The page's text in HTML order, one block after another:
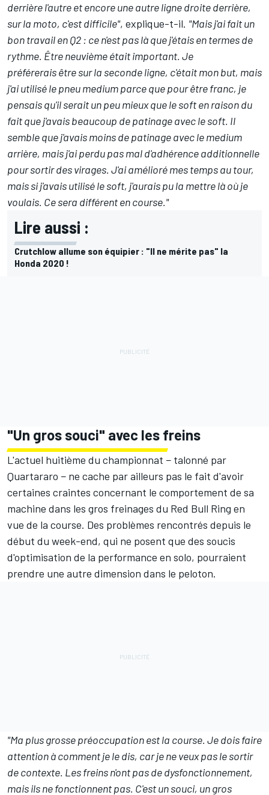
derrière l'autre et encore une autre ligne droite derrière,
sur la moto, c'est difficile", explique-t-il. "Mais j'ai fait un
bon travail en Q2 : ce n'est pas là que j'étais en termes de
rythme. Être neuvième était important. Je
préférerais être sur la seconde ligne, c'était mon but, mais
j'ai utilisé le pneu medium parce que pour être franc, je
pensais qu'il serait un peu mieux que le soft en raison du
fait que j'avais beaucoup de patinage avec le soft. Il
semble que j'avais moins de patinage avec le medium
arrière, mais j'ai perdu pas mal d'adhérence additionnelle
pour sortir des virages. J'ai amélioré mes temps au tour,
mais si j'avais utilisé le soft, j'aurais pu la mettre là où je
voulais. Ce sera différent en course."
Lire aussi :
Crutchlow allume son équipier : "Il ne mérite pas" la
Honda 2020 !
"Un gros souci" avec les freins
L'actuel huitième du championnat − talonné par
Quartararo − ne cache par ailleurs pas le fait d'avoir
certaines craintes concernant le comportement de sa
machine dans les gros freinages du Red Bull Ring en
vue de la course. Des problèmes rencontrés depuis le
début du week-end, qui ne posent que des soucis
d'optimisation de la performance en solo, pourraient
prendre une autre dimension dans le peloton.
"Ma plus grosse préoccupation est la course. Je dois faire
attention à comment je le dis, car je ne veux pas le sortir
de contexte. Les freins n'ont pas de dysfonctionnement,
mais ils ne fonctionnent pas. C'est un souci, un gros